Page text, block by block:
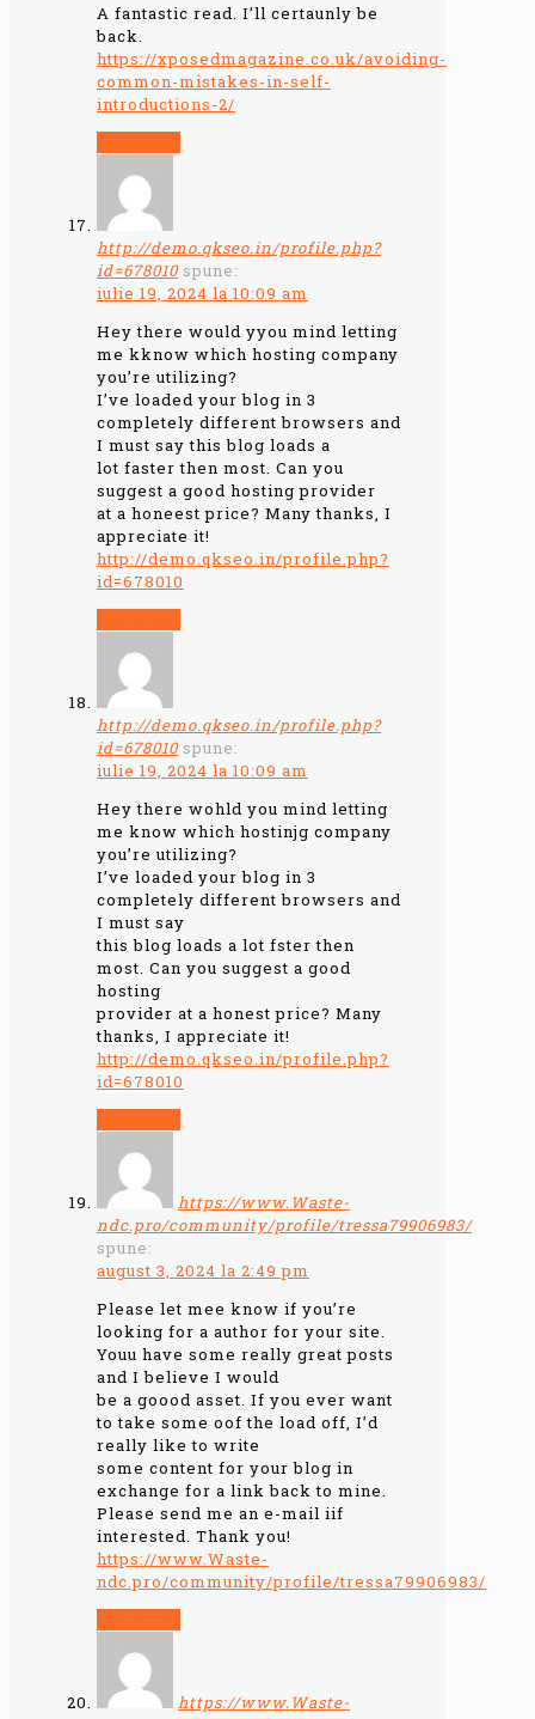
A fantastic read. I’ll certaunly be
back.
https://xposedmagazine.co.uk/avoiding-
common-mistakes-in-self-
introductions-2/
http://demo.qkseo.in/profile.php?
id=678010 spune:
iulie 19, 2024 la 10:09 am
Hey there would yyou mind letting
me kknow which hosting company
you’re utilizing?
I’ve loaded your blog in 3
completely different browsers and
I must say this blog loads a
lot faster then most. Can you
suggest a good hosting provider
at a honeest price? Many thanks, I
appreciate it!
http://demo.qkseo.in/profile.php?
id=678010
http://demo.qkseo.in/profile.php?
id=678010 spune:
iulie 19, 2024 la 10:09 am
Hey there wohld you mind letting
me know which hostinjg company
you’re utilizing?
I’ve loaded your blog in 3
completely different browsers and
I must say
this blog loads a lot fster then
most. Can you suggest a good
hosting
provider at a honest price? Many
thanks, I appreciate it!
http://demo.qkseo.in/profile.php?
id=678010
https://www.Waste-
ndc.pro/community/profile/tressa79906983/
spune:
august 3, 2024 la 2:49 pm
Please let mee know if you’re
looking for a author for your site.
Youu have some really great posts
and I believe I would
be a goood asset. If you ever want
to take some oof the load off, I’d
really like to write
some content for your blog in
exchange for a link back to mine.
Please send me an e-mail iif
interested. Thank you!
https://www.Waste-
ndc.pro/community/profile/tressa79906983/
https://www.Waste-